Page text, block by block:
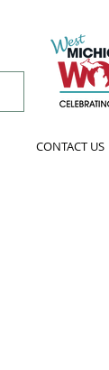
CONTACT US